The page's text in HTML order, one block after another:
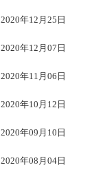
2020年12月25日
2020年12月07日
2020年11月06日
2020年10月12日
2020年09月10日
2020年08月04日